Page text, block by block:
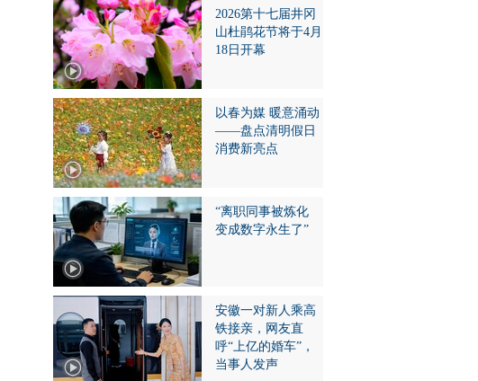
2026第十七届井冈
山杜鹃花节将于4月
18日开幕
以春为媒 暖意涌动
——盘点清明假日
消费新亮点
“离职同事被炼化
变成数字永生了”
安徽一对新人乘高
铁接亲，网友直
呼“上亿的婚车”，
当事人发声